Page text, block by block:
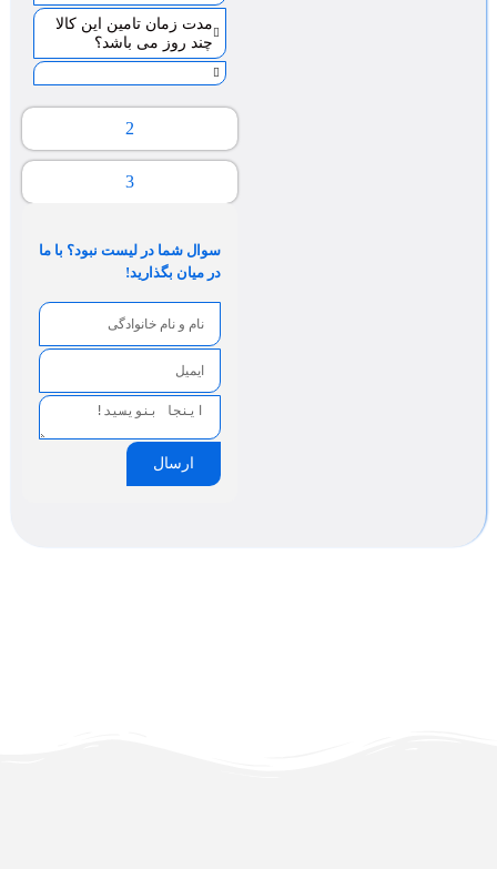
2
3
مدت زمان تامین این کالا
چند روز می باشد؟
سوال شما در لیست نبود؟ با ما
در میان بگذارید!
ارسال